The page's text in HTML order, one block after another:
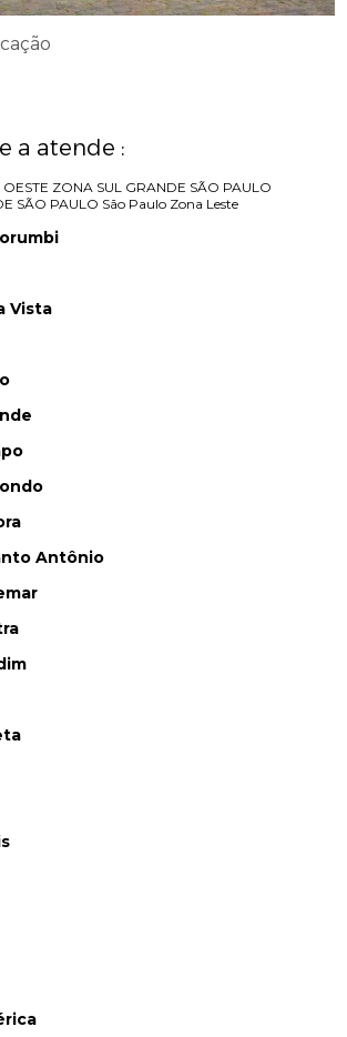
a atende :
ZONA SUL GRANDE SÃO PAULO
SÃO PAULO São Paulo Zona Leste
Vista
Antônio